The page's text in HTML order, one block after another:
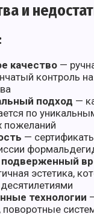
и
качество —
контроль
подход —
по
пожеланий
—
подверженный
эстетика,
технологии
поворотные